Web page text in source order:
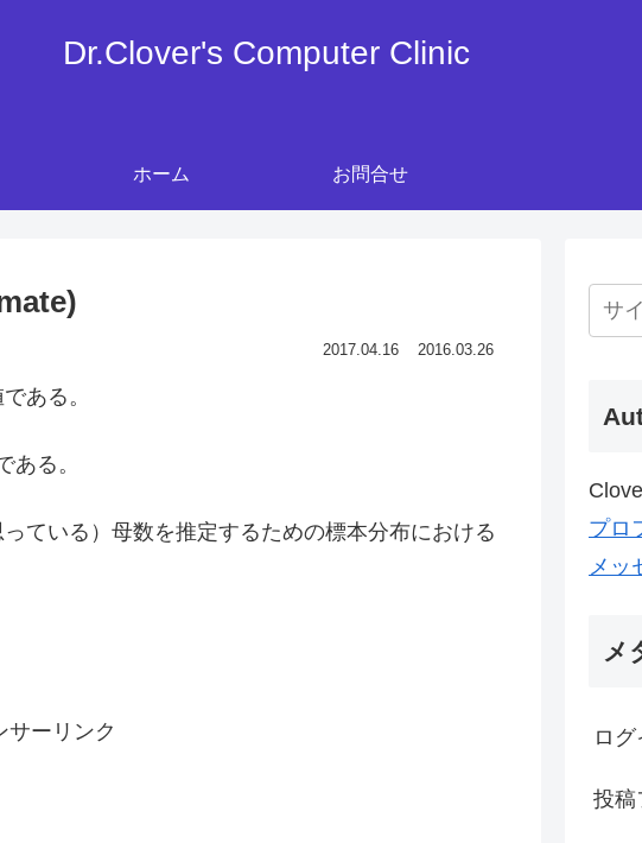
Dr.Clover's Computer Clinic
ホーム お問合せ
2017.04.16 2016.03.26
ある。
る。
ている）母数を推定するための標本分布における
サーリンク
プロ
メッ
メ
ログ
投稿